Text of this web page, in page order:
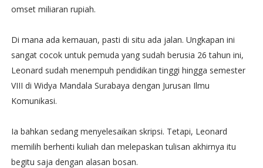
omset miliaran rupiah.
Di mana ada kemauan, pasti di situ ada jalan. Ungkapan ini
sangat cocok untuk pemuda yang sudah berusia 26 tahun ini,
Leonard sudah menempuh pendidikan tinggi hingga semester
VIII di Widya Mandala Surabaya dengan Jurusan Ilmu
Komunikasi.
Ia bahkan sedang menyelesaikan skripsi. Tetapi, Leonard
memilih berhenti kuliah dan melepaskan tulisan akhirnya itu
begitu saja dengan alasan bosan.